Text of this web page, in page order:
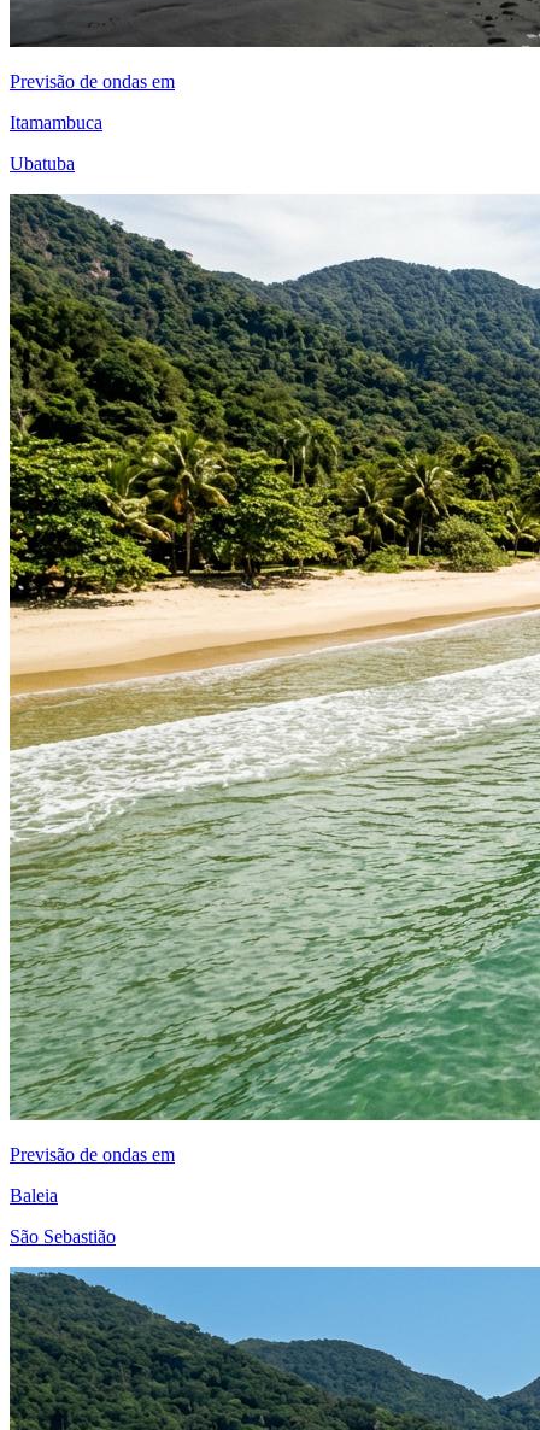
Previsão de ondas em
Itamambuca
Ubatuba
Previsão de ondas em
Baleia
São Sebastião